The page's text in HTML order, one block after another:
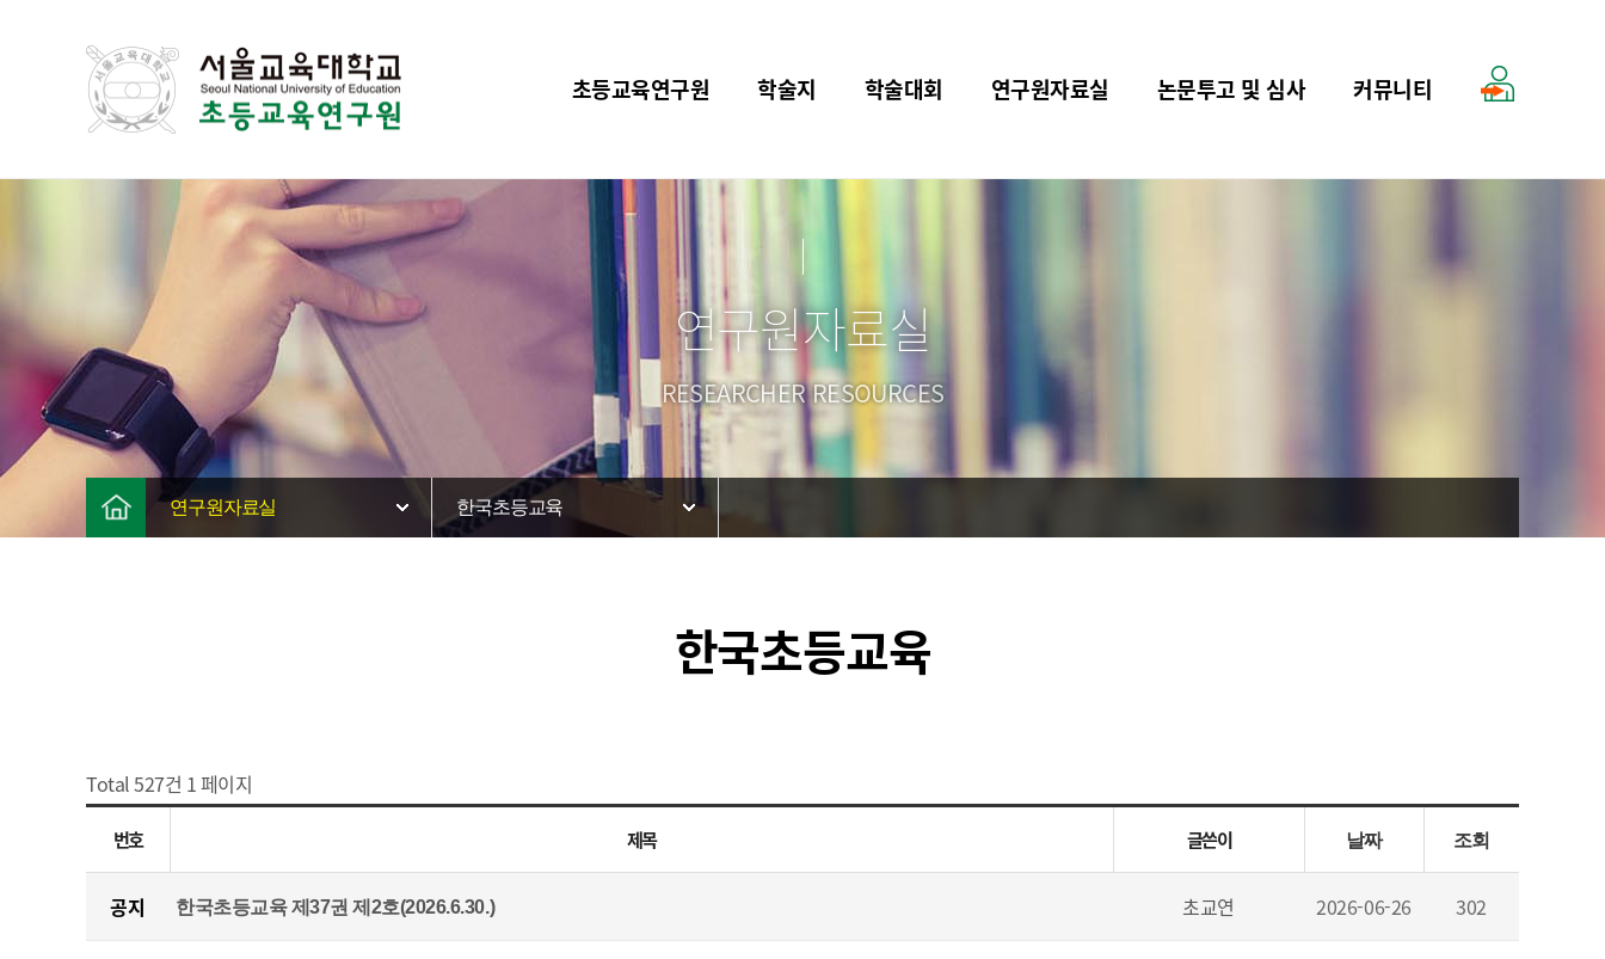
초등교육연구원 학술지 학술대회 연구원자료실 논문투고 및 심사 커뮤니티
연구원자료실
RESEARCHER RESOURCES
연구원자료실 한국초등교육
한국초등교육
Total 527건 1 페이지
번호 제목 글쓴이 날짜 조회
공지 한국초등교육 제37권 제2호(2026.6.30.) 초교연 2026-06-26 302